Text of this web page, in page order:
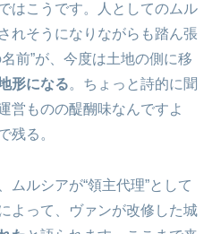
はこうです。人としてのムル
れそうになりながらも踏ん張
前”が、今度は土地の側に移
形になる。ちょっと詩的に聞
営ものの醍醐味なんですよ
残る。
ムルシアが“領主代理”として
よって、ヴァンが改修した城